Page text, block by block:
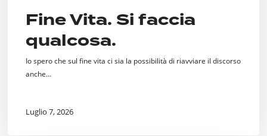
Fine Vita. Si faccia
qualcosa.
Io spero che sul fine vita ci sia la possibilità di riavviare il discorso
anche…
Luglio 7, 2026